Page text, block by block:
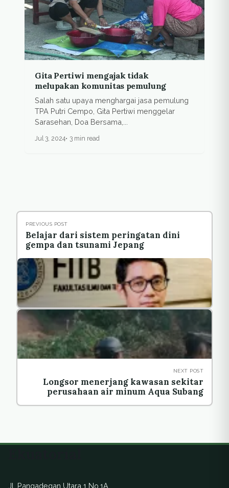
Gita Pertiwi mengajak tidak
melupakan komunitas pemulung
Salah satu upaya menghargai jasa pemulung
TPA Putri Cempo, Gita Pertiwi menggelar
Sarasehan, Doa Bersama,...
Jul 3, 2024 3 min read
PREVIOUS POST
Belajar dari sistem peringatan dini
gempa dan tsunami Jepang
NEXT POST
Longsor menerjang kawasan sekitar
perusahaan air minum Aqua Subang
Jl. Pangadegan Utara 1 No.1A,